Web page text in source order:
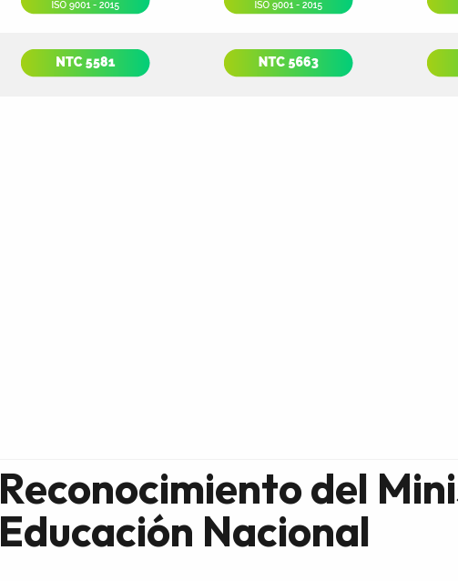
Reconocimiento del
Educación Nacional